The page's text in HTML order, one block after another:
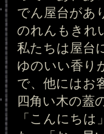
でん屋台があ
のれんもきれ
私たちは屋台
ゆのいい香り
で、他にはお
四角い木の蓋
「こんにち